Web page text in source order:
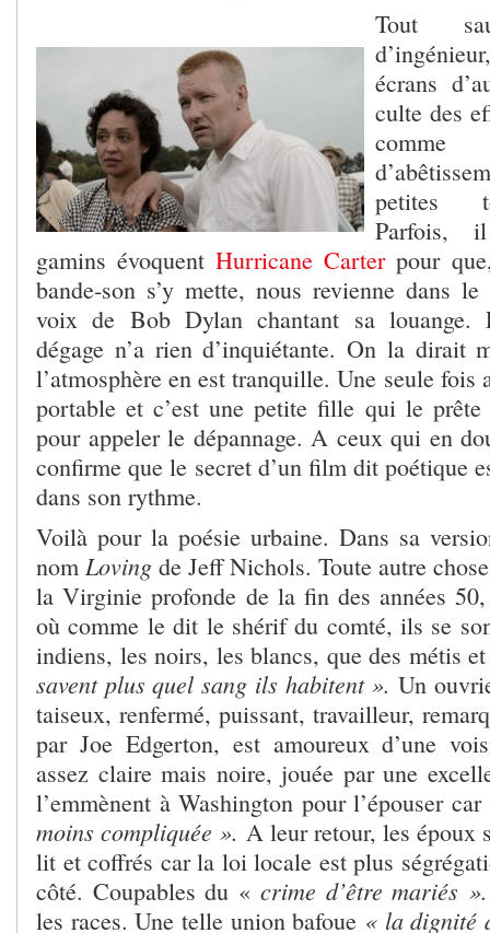
Tout
écrans
culte des
petites
Parfois,
gamins évoquentHurricane Carterpour
bande-son s’y mette, nous revienne dans
voix de Bob Dylan chantant sa louange.
dégage n’a rien d’inquiétante. On la dirait
l’atmosphère en est tranquille. Une seule fois
portable et c’est une petite fille qui le prête
pour appeler le dépannage. A ceux qui en
confirme que le secret d’un film dit poétique
dans son rythme.
Voilà pour la poésie urbaine. Dans sa
nom Loving de Jeff Nichols. Toute autre
la Virginie profonde de la fin des années
où comme le dit le shérif du comté, ils se
indiens, les noirs, les blancs, que des métis
savent plus quel sang ils habitent ». Un
taiseux, renfermé, puissant, travailleur,
par Joe Edgerton, est amoureux d’une
assez claire mais noire, jouée par une
l’emmènent à Washington pour l’épouser car
moins compliquée ». A leur retour, les époux
lit et coffrés car la loi locale est plus
côté. Coupables du «crime d’être mariés ».
les races. Une telle union bafoue « la dignité